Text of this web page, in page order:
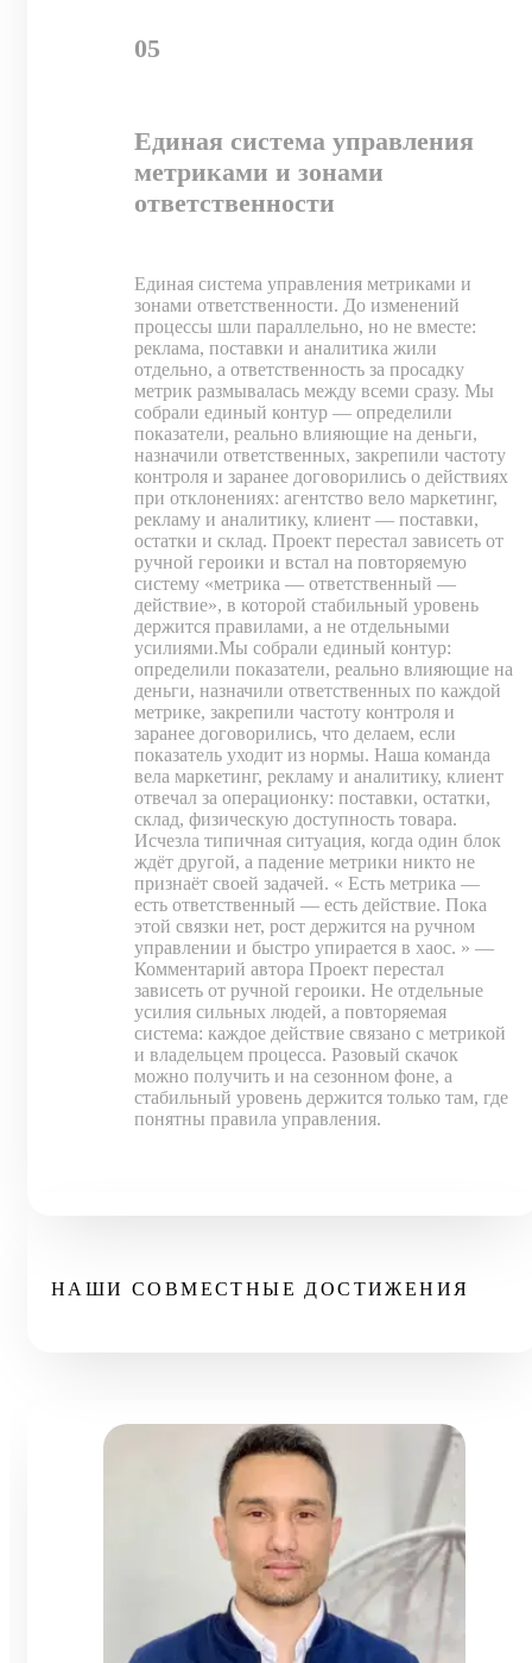
05
Единая система управления
метриками и зонами
ответственности
Единая система управления метриками и
зонами ответственности. До изменений
процессы шли параллельно, но не вместе:
реклама, поставки и аналитика жили
отдельно, а ответственность за просадку
метрик размывалась между всеми сразу. Мы
собрали единый контур — определили
показатели, реально влияющие на деньги,
назначили ответственных, закрепили частоту
контроля и заранее договорились о действиях
при отклонениях: агентство вело маркетинг,
рекламу и аналитику, клиент — поставки,
остатки и склад. Проект перестал зависеть от
ручной героики и встал на повторяемую
систему «метрика — ответственный —
действие», в которой стабильный уровень
держится правилами, а не отдельными
усилиями.Мы собрали единый контур:
определили показатели, реально влияющие на
деньги, назначили ответственных по каждой
метрике, закрепили частоту контроля и
заранее договорились, что делаем, если
показатель уходит из нормы. Наша команда
вела маркетинг, рекламу и аналитику, клиент
отвечал за операционку: поставки, остатки,
склад, физическую доступность товара.
Исчезла типичная ситуация, когда один блок
ждёт другой, а падение метрики никто не
признаёт своей задачей. « Есть метрика —
есть ответственный — есть действие. Пока
этой связки нет, рост держится на ручном
управлении и быстро упирается в хаос. » —
Комментарий автора Проект перестал
зависеть от ручной героики. Не отдельные
усилия сильных людей, а повторяемая
система: каждое действие связано с метрикой
и владельцем процесса. Разовый скачок
можно получить и на сезонном фоне, а
стабильный уровень держится только там, где
понятны правила управления.
НАШИ СОВМЕСТНЫЕ ДОСТИЖЕНИЯ